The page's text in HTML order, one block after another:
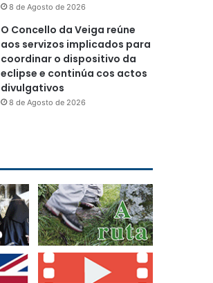
8 de Agosto de 2026
O Concello da Veiga reúne
aos servizos implicados para
coordinar o dispositivo da
eclipse e continúa cos actos
divulgativos
8 de Agosto de 2026